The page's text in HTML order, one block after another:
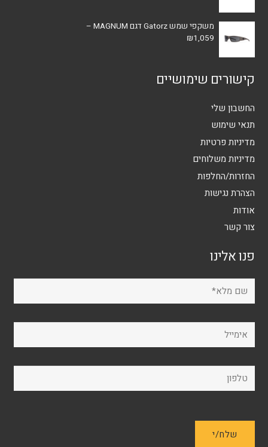
משקפי שמש Gatorz דגם MAGNUM –
₪1,059
קישורים שימושיים
החשבון שלי
תנאי שימוש
מדיניות פרטיות
מדיניות משלוחים
החזרות/החלפות
הצהרת נגישות
אודות
צור קשר
פנו אלינו